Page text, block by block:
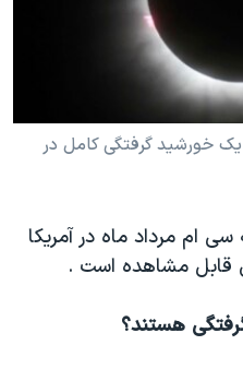
بار پس از ۳۸ سال یک خورشید گرفتگی کامل در
ام مرداد ماه در آمریکا
قابل مشاهده است .
هستند؟